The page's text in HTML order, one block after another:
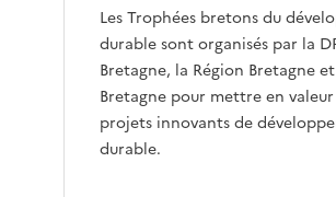
Les Trophées bretons du
durable sont organisés par la
Bretagne, la Région Bretagne
Bretagne pour mettre en
projets innovants de
durable.